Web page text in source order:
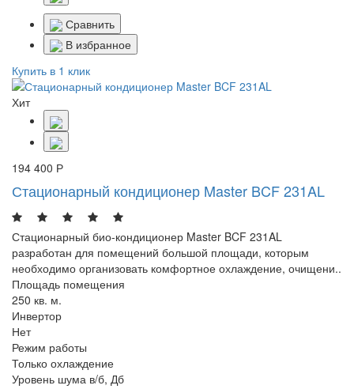
Сравнить
В избранное
Купить в 1 клик
Хит
194 400 Р
Стационарный кондиционер Master BCF 231AL
Стационарный био-кондиционер Master BCF 231AL
разработан для помещений большой площади, которым
необходимо организовать комфортное охлаждение, очищени..
Площадь помещения
250 кв. м.
Инвертор
Нет
Режим работы
Только охлаждение
Уровень шума в/б, Дб